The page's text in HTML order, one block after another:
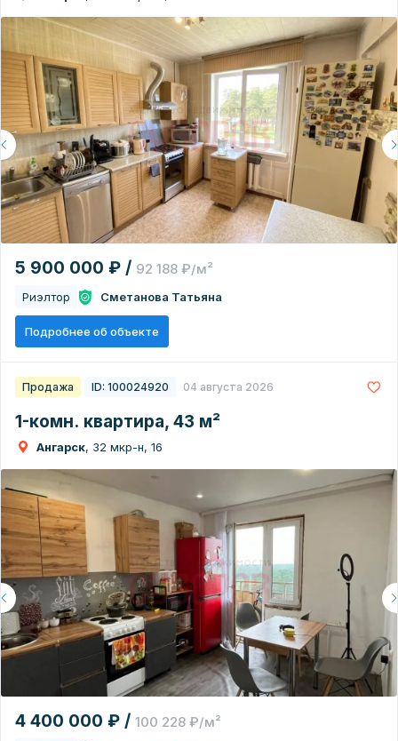
5 900 000 ₽ / 92 188 ₽/м²
Риэлтор Сметанова Татьяна
Подробнее об объекте
Продажа ID: 100024920 04 августа 2026
1-комн. квартира, 43 м²
Ангарск, 32 мкр-н, 16
4 400 000 ₽ / 100 228 ₽/м²